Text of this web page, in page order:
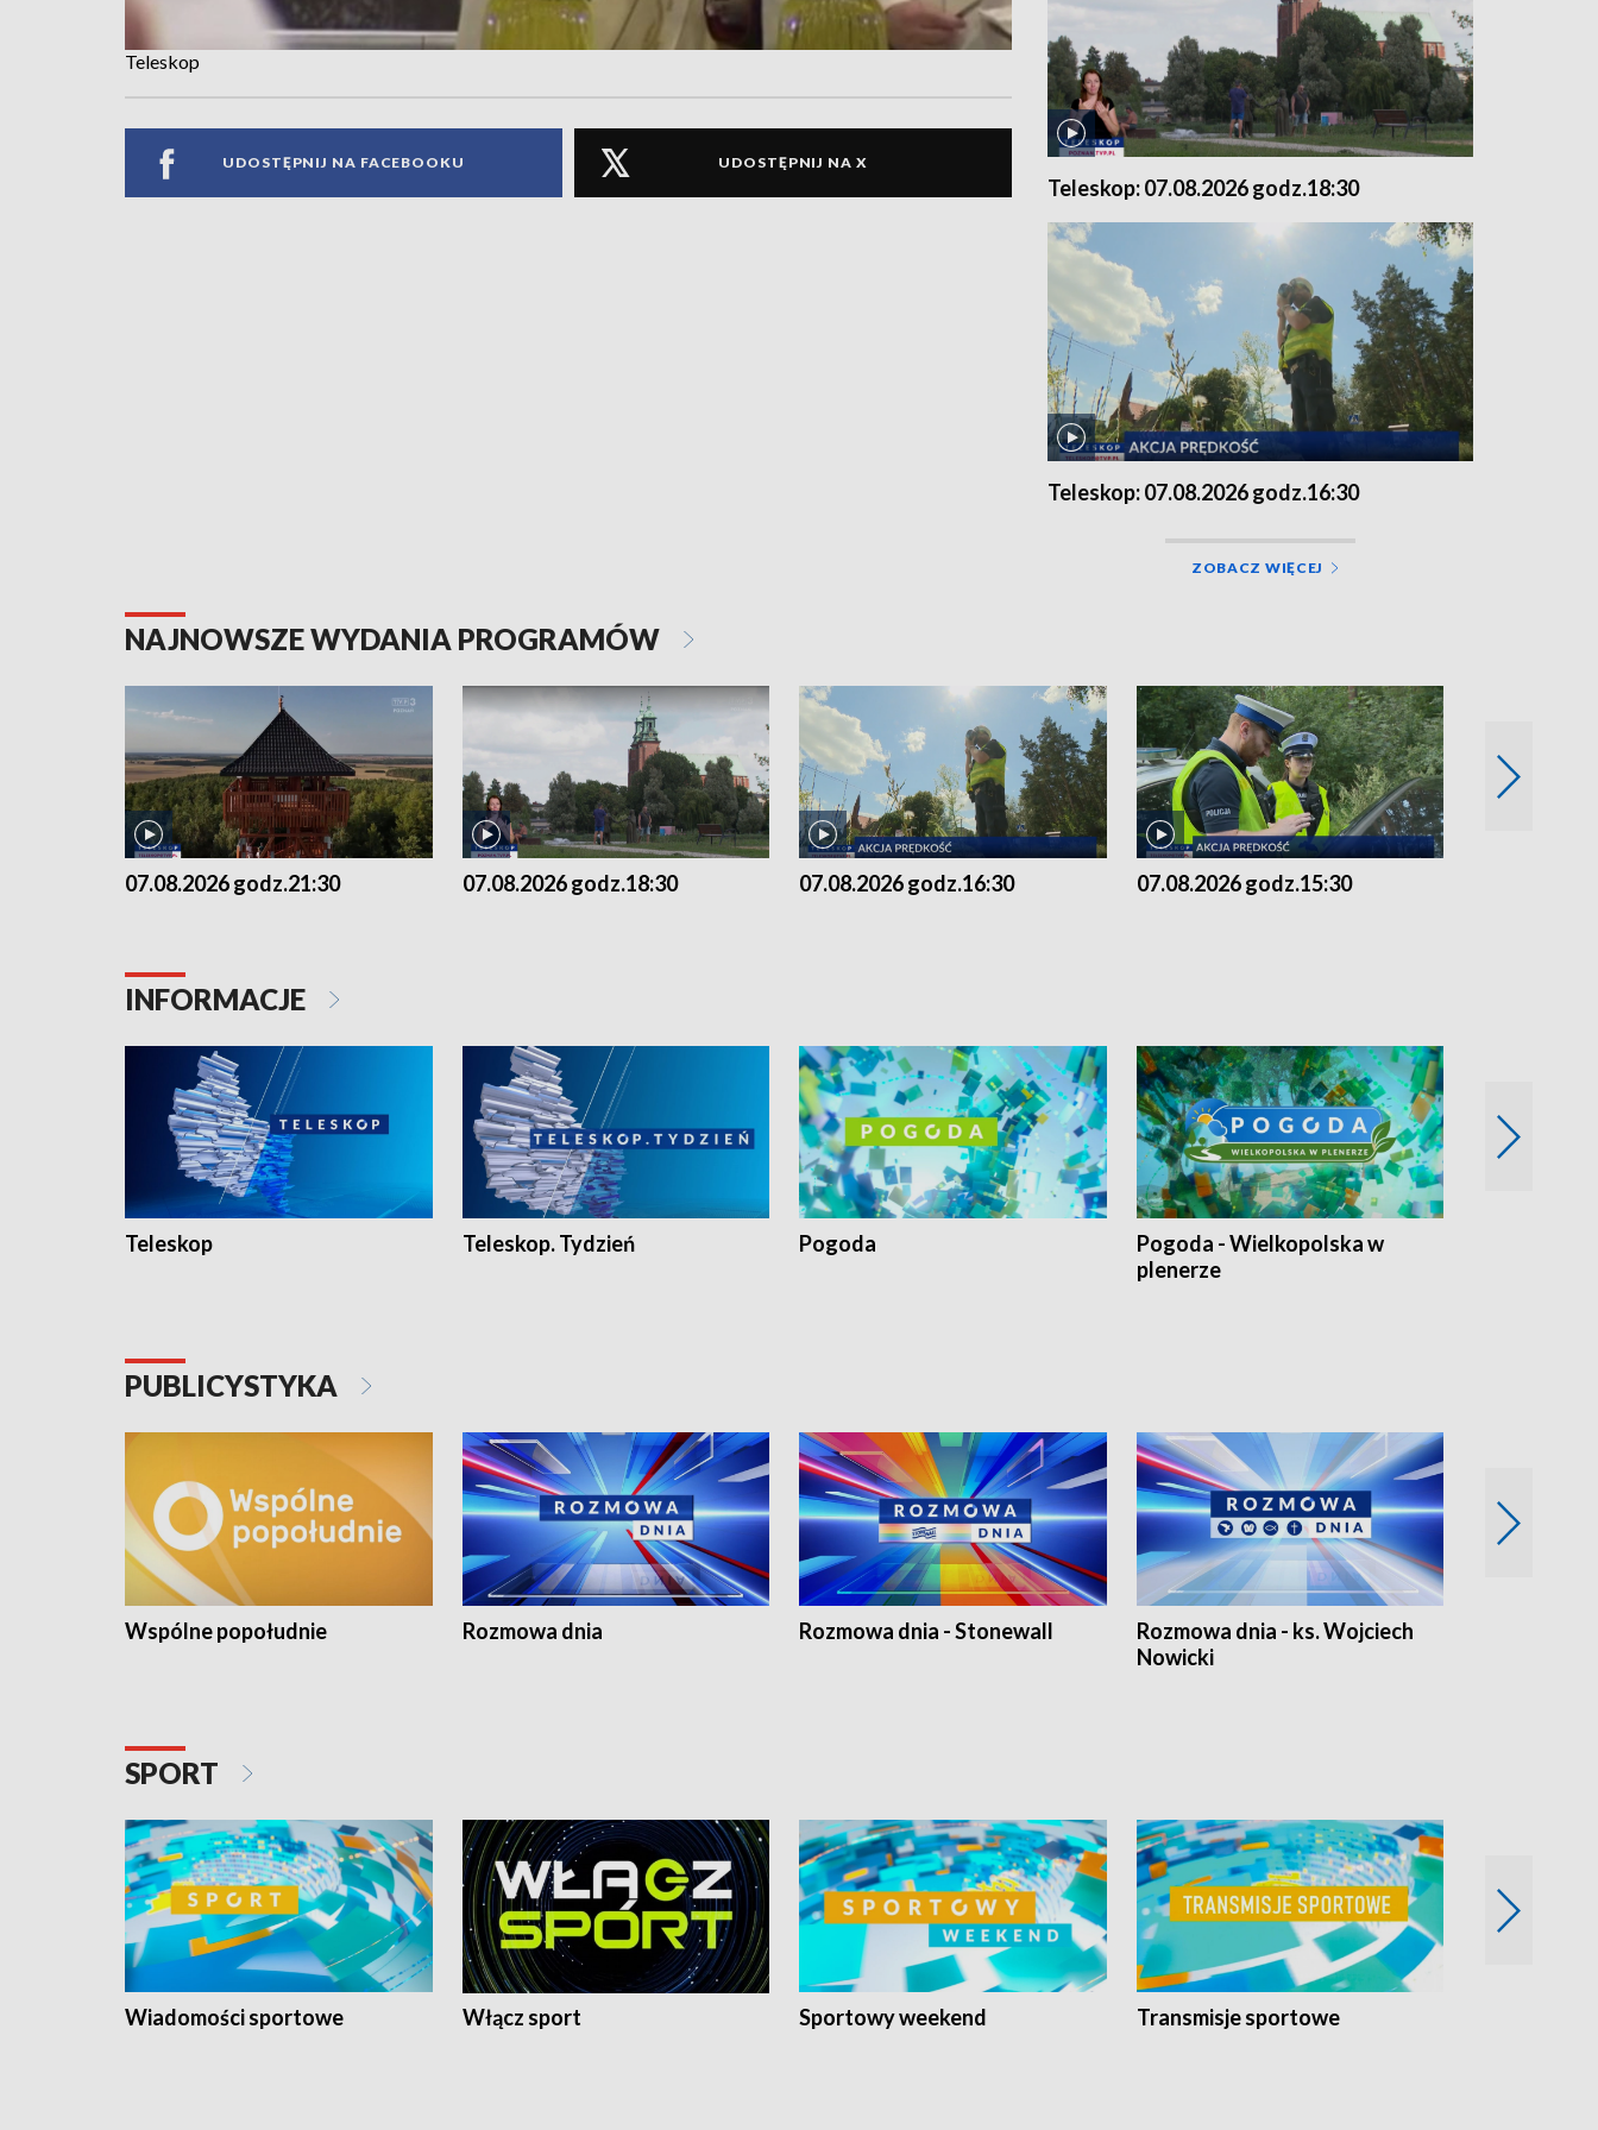
Teleskop
UDOSTĘPNIJ NA FACEBOOKU UDOSTĘPNIJ NA X
Teleskop: 07.08.2026 godz.18:30
Teleskop: 07.08.2026 godz.16:30
ZOBACZ WIĘCEJ
NAJNOWSZE WYDANIA PROGRAMÓW
07.08.2026 godz.21:30 07.08.2026 godz.18:30 07.08.2026 godz.16:30 07.08.2026 godz.15:30
INFORMACJE
Teleskop Teleskop. Tydzień Pogoda
Pogoda - Wielkopolska w
plenerze
PUBLICYSTYKA
Wspólne popołudnie Rozmowa dnia Rozmowa dnia - Stonewall
Rozmowa dnia - ks. Wojciech
Nowicki
SPORT
Wiadomości sportowe Włącz sport Sportowy weekend Transmisje sportowe